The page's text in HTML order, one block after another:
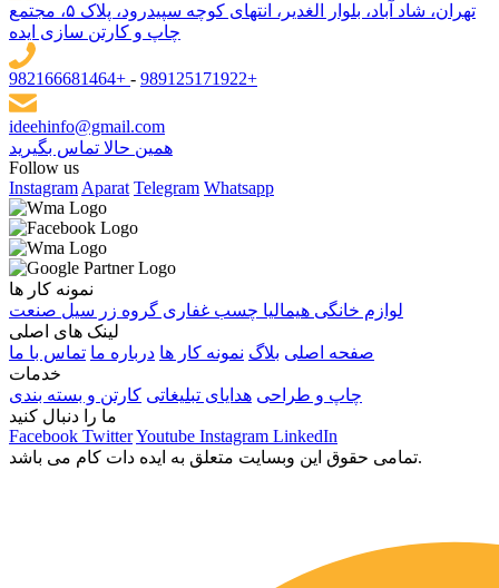
تهران، شاد آباد، بلوار الغدیر، انتهای کوچه سپیدرود، پلاک ۵، مجتمع
چاپ و کارتن سازی ایده
982166681464+ - 989125171922+
ideehinfo@gmail.com
همین حالا تماس بگیرید
Follow us
InstagramAparat Telegram Whatsapp
نمونه کار ها
لوازم خانگی هیمالیا چسب غفاری گروه زر سیل صنعت
لینک های اصلی
صفحه اصلی بلاگ نمونه کار ها درباره ما تماس با ما
خدمات
چاپ و طراحی هدایای تبلیغاتی کارتن و بسته بندی
ما را دنبال کنید
Facebook TwitterYoutube Instagram LinkedIn
تمامی حقوق این وبسایت متعلق به ایده دات کام می باشد.